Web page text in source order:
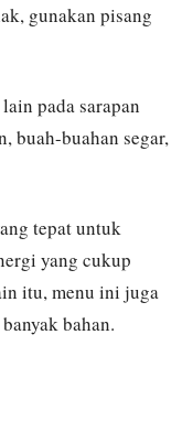
gunakan pisang
pada sarapan
buah-buahan segar,
tepat untuk
yang cukup
itu, menu ini juga
bahan.